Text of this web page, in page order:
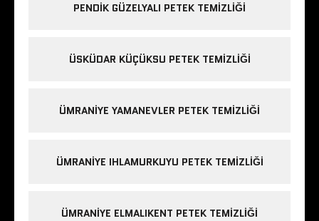
PENDIK GÜZELYALI PETEK TEMIZLIĞI
ÜSKÜDAR KÜÇÜKSU PETEK TEMIZLIĞI
ÜMRANIYE YAMANEVLER PETEK TEMIZLIĞI
ÜMRANIYE IHLAMURKUYU PETEK TEMIZLIĞI
ÜMRANIYE ELMALIKENT PETEK TEMIZLIĞI